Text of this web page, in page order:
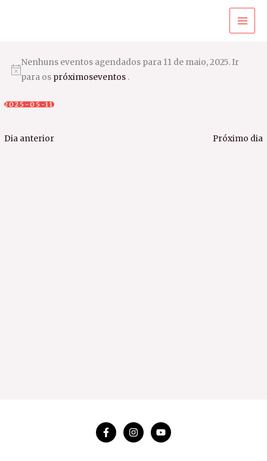
Nenhuns eventos agendados para 11 de maio, 2025. Ir
para os próximoseventos .
2025-05-11
data.
Dia anterior Próximo dia